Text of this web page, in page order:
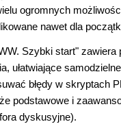
ogromnych
nawet dla
Szybki start"
ułatwiające
błędy w skryptach
podstawowe i
dyskusyjne).